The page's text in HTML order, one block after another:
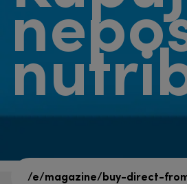
/e/magazine/buy-direct-